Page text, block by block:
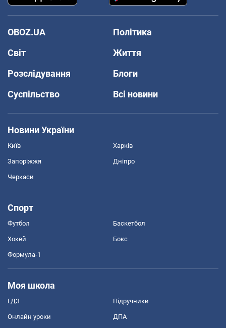
OBOZ.UA
Політика
Світ
Життя
Розслідування
Блоги
Суспільство
Всі новини
Новини України
Київ Харків
Запоріжжя Дніпро
Черкаси
Спорт
Футбол Баскетбол
Хокей Бокс
Формула-1
Моя школа
ГДЗ Підручники
Онлайн уроки ДПА